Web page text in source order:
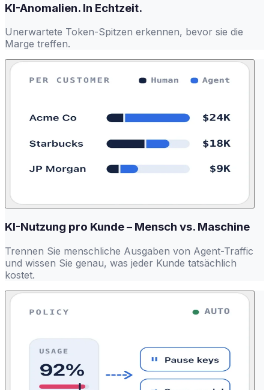
KI-Anomalien. In Echtzeit.
Unerwartete Token-Spitzen erkennen, bevor sie die
Marge treffen.
KI-Nutzung pro Kunde – Mensch vs. Maschine
Trennen Sie menschliche Ausgaben von Agent-Traffic
und wissen Sie genau, was jeder Kunde tatsächlich
kostet.